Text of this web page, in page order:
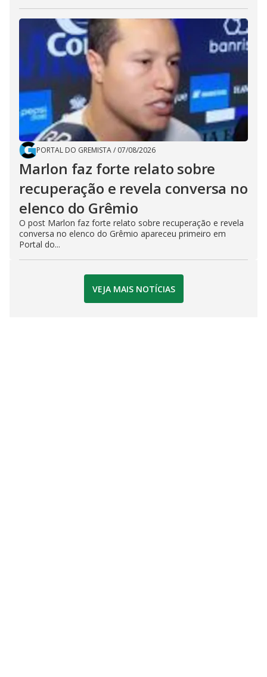
PORTAL DO GREMISTA/ 07/08/2026
Marlon faz forte relato sobre
recuperação e revela conversa no
elenco do Grêmio
O post Marlon faz forte relato sobre recuperação e revela
conversa no elenco do Grêmio apareceu primeiro em
Portal do...
VEJA MAIS NOTÍCIAS